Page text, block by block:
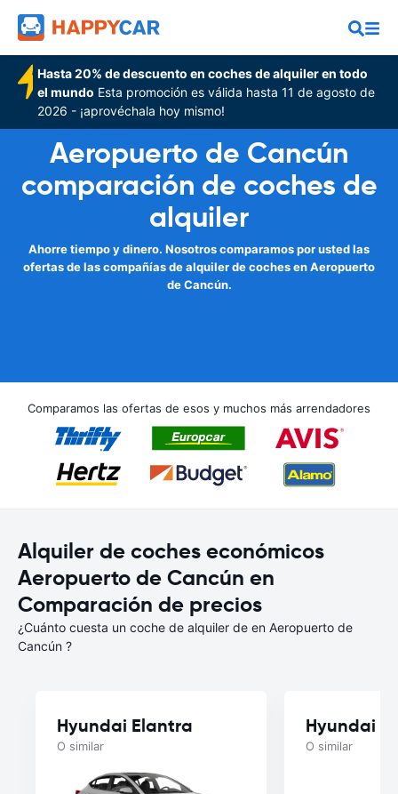
Hasta 20% de descuento en coches de alquiler en todo
el mundo Esta promoción es válida hasta 11 de agosto de
2026 - ¡aprovéchala hoy mismo!
Aeropuerto de Cancún
comparación de coches de
alquiler
Ahorre tiempo y dinero. Nosotros comparamos por usted las
ofertas de las compañías de alquiler de coches en Aeropuerto
de Cancún.
Comparamos las ofertas de esos y muchos más arrendadores
Alquiler de coches económicos
Aeropuerto de Cancún en
Comparación de precios
¿Cuánto cuesta un coche de alquiler de en Aeropuerto de
Cancún ?
Hyundai Elantra
O similar
Hyundai
O similar